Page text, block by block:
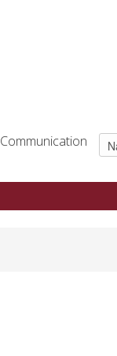
Communication